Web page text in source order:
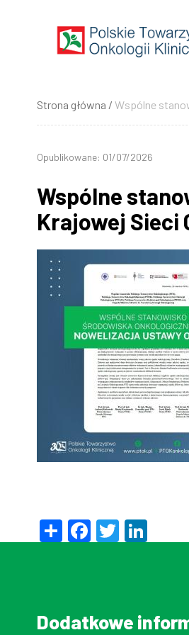
Ścieżka
nawigacyjna
Strona główna Wspólne
Opublikowane: 01/07/2026
Wspólne
Krajowej Sieci
ShareFacebook
Twitter
Dodatkowe